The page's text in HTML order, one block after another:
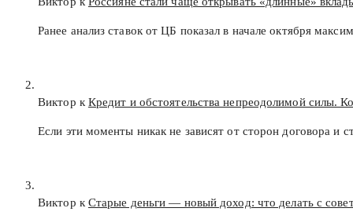
Ранее анализ ставок от ЦБ показал в начале октября
Виктор к Кредит и обстоятельства непреодолимой силы.
Если эти моменты никак не зависят от сторон договора и
Виктор к Старые деньги — новый доход: что делать с